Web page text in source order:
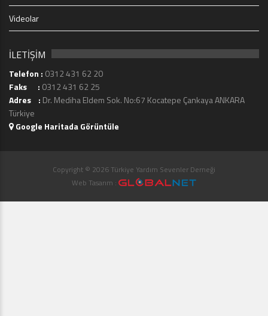
Videolar
İLETİŞİM
Telefon : 0312 431 62 20
Faks : 0312 431 62 25
Adres : Dr. Mediha Eldem Sok. No:67 Kocatepe Çankaya ANKARA
Türkiye
Google Haritada Görüntüle
Copyright © 2026 Türkiye Yardım Sevenler Derneği
Web Tasarım :